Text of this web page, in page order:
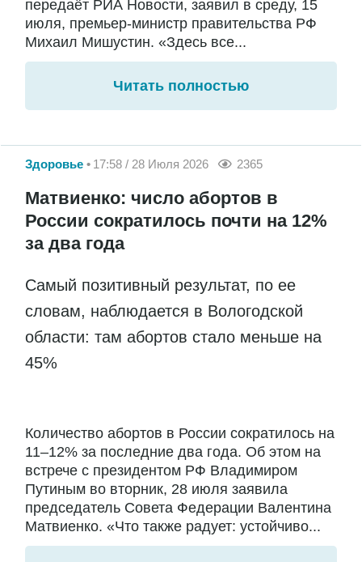
передаёт РИА Новости, заявил в среду, 15
июля, премьер-министр правительства РФ
Михаил Мишустин. «Здесь все...
Читать полностью
Здоровье 17:58 / 28 Июля 2026 2365
Матвиенко: число абортов в
России сократилось почти на 12%
за два года
Самый позитивный результат, по ее
словам, наблюдается в Вологодской
области: там абортов стало меньше на
45%
Количество абортов в России сократилось на
11–12% за последние два года. Об этом на
встрече с президентом РФ Владимиром
Путиным во вторник, 28 июля заявила
председатель Совета Федерации Валентина
Матвиенко. «Что также радует: устойчиво...